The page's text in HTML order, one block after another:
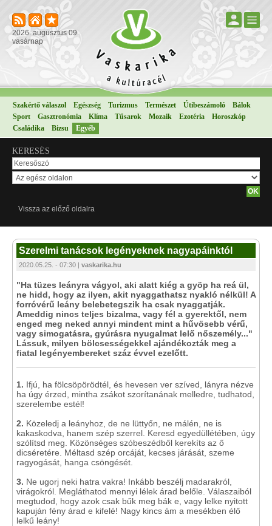
2026. augusztus 09.
vasárnap
Szakértő válaszol Egészség Turizmus Természet Útibeszámoló
Bálok
Sport
Gasztronómia Klíma Tűsarok Mozaik Ezotéria
Horoszkóp
Családika
Bizsu Egyéb
KERESÉS
Vissza az előző oldalra
Szerelmi tanácsok legényeknek nagyapáinktól
2020.05.25. - 07:30 | vaskarika.hu
"Ha tüzes leányra vágyol, aki alatt kiég a gyöp ha reá ül,
ne hidd, hogy az ilyen, akit nyaggathatsz nyakló nélkül! A
forróvérű leány belebetegszik ha csak nyaggatják.
Ameddig nincs teljes bizalma, vagy fél a gyerektől, nem
enged meg neked annyi mindent mint a hűvösebb vérű,
vagy simogatásra, gyúrásra nyugalmat lelő nőszemély..."
Lássuk, milyen bölcsességekkel ajándékozták meg a
fiatal legényembereket száz évvel ezelőtt.
1. Ifjú, ha fölcsöpörödtél, és hevesen ver szíved, lányra nézve
ha úgy érzed, mintha zsákot szorítanának melledre, tudhatod,
szerelembe estél!
2. Közeledj a leányhoz, de ne lüttyőn, ne málén, ne is
kakaskodva, hanem szép szerrel. Keresd egyedüllétében, úgy
szólítsd meg. Közönséges szóbeszédből kerekíts az ő
dicséretére. Méltasd szép orcáját, kecses járását, szeme
ragyogását, hanga csöngését.
3. Ne ugorj neki hatra vakra! Inkább beszélj madarakról,
virágokról. Megláthatod mennyi lélek árad belőle. Válaszaiból
megtudod, hogy azok csak bűk meg bák e, vagy lelke nyitott
kapuján fény árad e kifelé! Nagy kincs ám a mesékben élő
lelkű leány!